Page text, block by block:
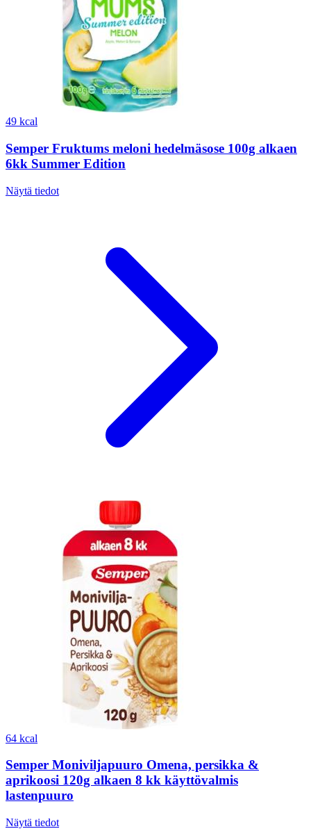
49 kcal
Semper Fruktums meloni hedelmäsose 100g alkaen
6kk Summer Edition
Näytä tiedot
64 kcal
Semper Moniviljapuuro Omena, persikka &
aprikoosi 120g alkaen 8 kk käyttövalmis
lastenpuuro
Näytä tiedot